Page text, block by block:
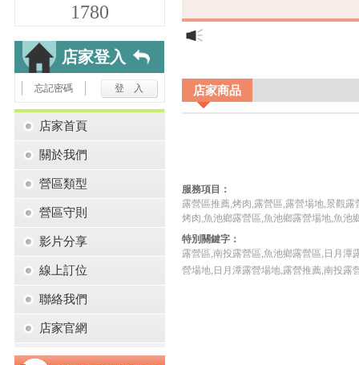
1780
店家登入
忘記密碼
店家首頁
關於我們
營區類型
營區守則
影片分享
線上訂位
聯絡我們
店家官網
店家商品
服務項目：
露營區推薦,烤肉,露營區,露營場地,景觀
烤肉,魚池鄉露營區,魚池鄉露營場地,魚池
特別關鍵字：
露營區,南投露營區,魚池鄉露營區,日月潭
營場地,日月潭露營場地,露營推薦,南投露